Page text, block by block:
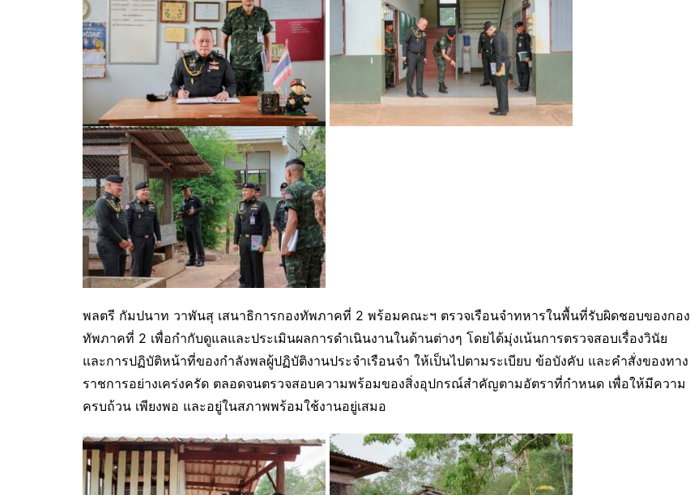
พลตรี กัมปนาท วาพันสุ เสนาธิการกองทัพภาคที่ 2 พร้อมคณะฯ ตรวจเรือนจำทหารในพื้นที่รับผิดชอบของกอง
ทัพภาคที่ 2 เพื่อกำกับดูแลและประเมินผลการดำเนินงานในด้านต่างๆ โดยได้มุ่งเน้นการตรวจสอบเรื่องวินัย
และการปฏิบัติหน้าที่ของกำลังพลผู้ปฏิบัติงานประจำเรือนจำ ให้เป็นไปตามระเบียบ ข้อบังคับ และคำสั่งของทาง
ราชการอย่างเคร่งครัด ตลอดจนตรวจสอบความพร้อมของสิ่งอุปกรณ์สำคัญตามอัตราที่กำหนด เพื่อให้มีความ
ครบถ้วน เพียงพอ และอยู่ในสภาพพร้อมใช้งานอยู่เสมอ